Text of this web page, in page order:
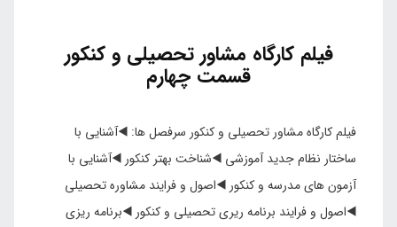
فیلم کارگاه مشاور تحصیلی و کنکور
قسمت چهارم
فیلم کارگاه مشاور تحصیلی و کنکور سرفصل ها: ◀️آشنایی با
ساختار نظام جدید آموزشی ◀️شناخت بهتر کنکور ◀️آشنایی با
آزمون های مدرسه و کنکور ◀️اصول و فرایند مشاوره تحصیلی
◀️اصول و فرایند برنامه ریری تحصیلی و کنکور ◀️برنامه ریزی